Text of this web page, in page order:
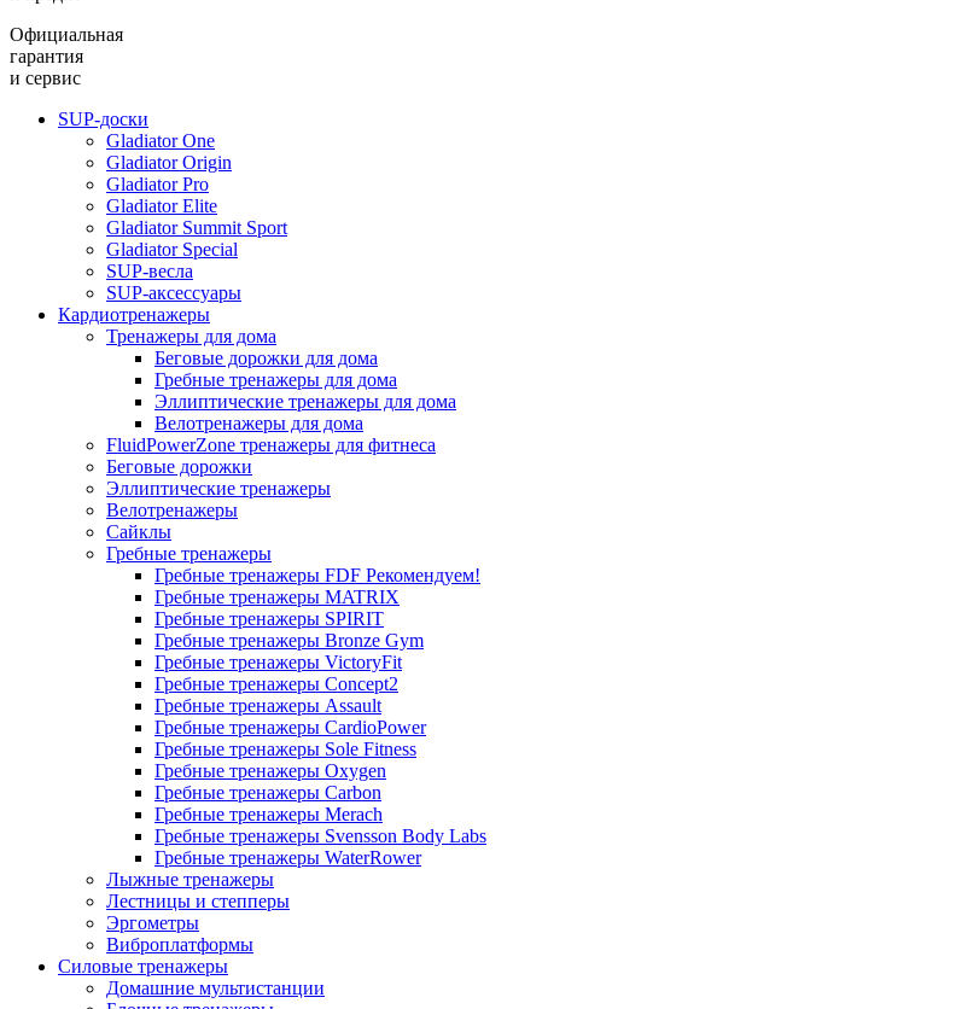
Официальная
гарантия
и сервис
SUP-доски
Gladiator One
Gladiator Origin
Gladiator Pro
Gladiator Elite
Gladiator Summit Sport
Gladiator Special
SUP-весла
SUP-аксессуары
Кардиотренажеры
Тренажеры для дома
Беговые дорожки для дома
Гребные тренажеры для дома
Эллиптические тренажеры для дома
Велотренажеры для дома
FluidPowerZone тренажеры для фитнеса
Беговые дорожки
Эллиптические тренажеры
Велотренажеры
Сайклы
Гребные тренажеры
Гребные тренажеры FDF Рекомендуем!
Гребные тренажеры MATRIX
Гребные тренажеры SPIRIT
Гребные тренажеры Bronze Gym
Гребные тренажеры VictoryFit
Гребные тренажеры Concept2
Гребные тренажеры Assault
Гребные тренажеры CardioPower
Гребные тренажеры Sole Fitness
Гребные тренажеры Oxygen
Гребные тренажеры Carbon
Гребные тренажеры Merach
Гребные тренажеры Svensson Body Labs
Гребные тренажеры WaterRower
Лыжные тренажеры
Лестницы и степперы
Эргометры
Виброплатформы
Силовые тренажеры
Домашние мультистанции